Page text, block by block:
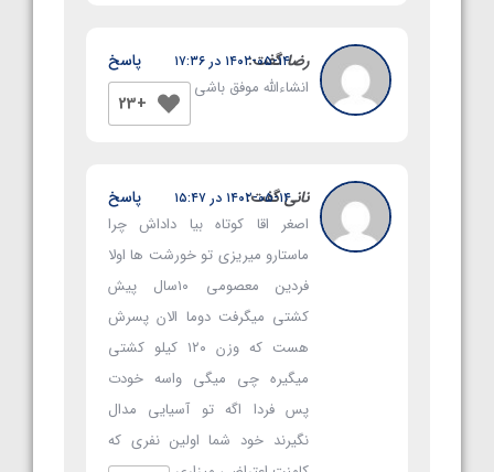
رضاگفت:
۱۴۰۲-۰۵-۱۴ در ۱۷:۳۶
انشاءالله موفق باشی
+23
پاسخ
نانیگفت:
۱۴۰۲-۰۵-۱۴ در ۱۵:۴۷
اصغر اقا کوتاه بیا داداش چرا
ماستارو میریزی تو خورشت ها اولا
فردین معصومی ۱۰سال پیش
کشتی میگرفت دوما الان پسرش
هست که وزن ۱۲۰ کیلو کشتی
میگیره چی میگی واسه خودت
پس فردا اگه تو آسیایی مدال
نگیرند خود شما اولین نفری که
پاسخ